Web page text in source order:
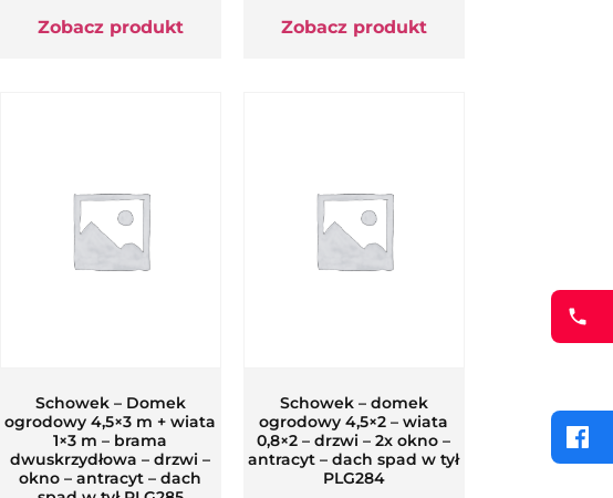
Zobacz produkt Zobacz produkt
Schowek – Domek
ogrodowy 4,5×3 m + wiata
1×3 m – brama
dwuskrzydłowa – drzwi –
okno – antracyt – dach
Schowek – domek
ogrodowy 4,5×2 – wiata
0,8×2 – drzwi – 2x okno –
antracyt – dach spad w tył
PLG284